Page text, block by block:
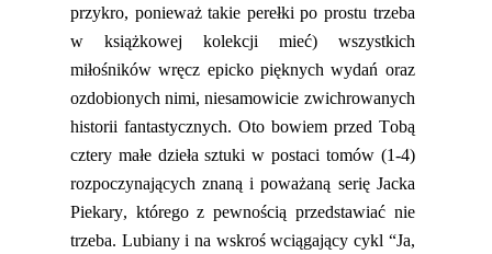
przykro, ponieważ takie perełki po prostu trzeba
w książkowej kolekcji mieć)wszystkich
miłośników wręcz epicko pięknych wydań oraz
ozdobionych nimi,niesamowicie zwichrowanych
historii fantastycznych. Oto bowiem przed Tobą
cztery małe dzieła sztuki w postaci tomów (1-4)
rozpoczynających znaną i poważaną serię Jacka
Piekary, którego z pewnością przedstawiać nie
trzeba. Lubiany i na wskroś wciągający cykl “Ja,